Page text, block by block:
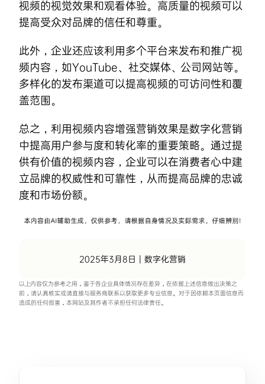
视频的视觉效果和观看体验。高质量的视频可以
提高受众对品牌的信任和尊重。
此外，企业还应该利用多个平台来发布和推广视
频内容，如YouTube、社交媒体、公司网站等。
多样化的发布渠道可以提高视频的可访问性和覆
盖范围。
总之，利用视频内容增强营销效果是数字化营销
中提高用户参与度和转化率的重要策略。通过提
供有价值的视频内容，企业可以在消费者心中建
立品牌的权威性和可靠性，从而提高品牌的忠诚
度和市场份额。
2025年3月8日 数字化营销
以上内容仅为参考之用，鉴于各企业具体情况存在差异，在依据上述信息做出决策之
前，请认真核实或请直接与服务商联系以获取更多专业信息。对于因依赖本页面信息而
造成的任何损害，本网站及其作者不承担任何法律责任。